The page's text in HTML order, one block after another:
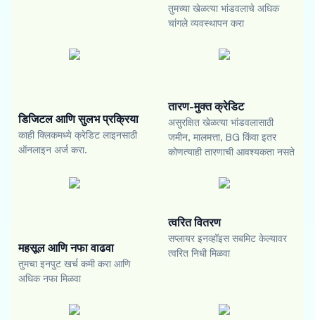
तुमच्या खेळत्या भांडवलाचे अधिक
चांगले व्यवस्थापन करा
डिजिटल आणि सुलभ प्रक्रिया
काही क्लिकमध्ये क्रेडिट लाइनसाठी
ऑनलाइन अर्ज करा.
तारण-मुक्त क्रेडिट
असुरक्षित खेळत्या भांडवलासाठी
जमीन, मालमत्ता, BG किंवा इतर
कोणत्याही तारणाची आवश्यकता नसते
महसूल आणि नफा वाढवा
तुमचा इनपुट खर्च कमी करा आणि
अधिक नफा मिळवा
त्वरित वितरण
सप्लायर इनव्हॉइस सबमिट केल्यावर
त्वरित निधी मिळवा